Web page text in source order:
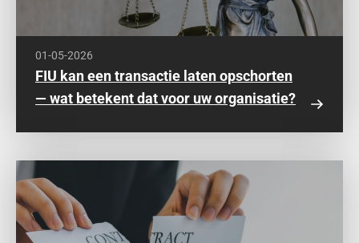
01-05-2026
FIU kan een transactie laten opschorten
— wat betekent dat voor uw organisatie?